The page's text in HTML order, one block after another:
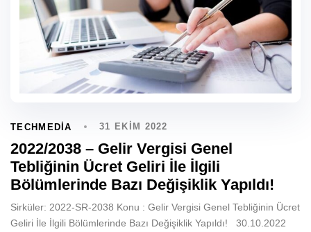
TECHMEDIA 31 EKIM 2022
2022/2038 – Gelir Vergisi Genel
Tebliğinin Ücret Geliri İle İlgili
Bölümlerinde Bazı Değişiklik Yapıldı!
Sirküler: 2022-SR-2038 Konu : Gelir Vergisi Genel Tebliğinin Ücret
Geliri İle İlgili Bölümlerinde Bazı Değişiklik Yapıldı! 30.10.2022